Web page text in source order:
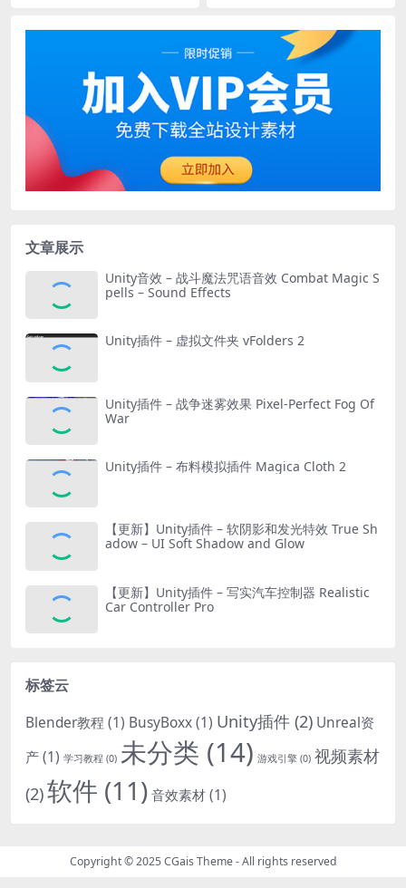
文章展示
Unity音效 – 战斗魔法咒语音效 Combat Magic S
pells – Sound Effects
Unity插件 – 虚拟文件夹 vFolders 2
Unity插件 – 战争迷雾效果 Pixel-Perfect Fog Of
War
Unity插件 – 布料模拟插件 Magica Cloth 2
【更新】Unity插件 – 软阴影和发光特效 True Sh
adow – UI Soft Shadow and Glow
【更新】Unity插件 – 写实汽车控制器 Realistic
Car Controller Pro
标签云
Blender教程 (1) BusyBoxx(1) Unity插件 (2) Unreal资
产(1) 学习教程 (0) 未分类 (14) 游戏引擎 (0) 视频素材
(2)软件 (11)音效素材(1)
Copyright © 2025CGais Theme- All rights reserved